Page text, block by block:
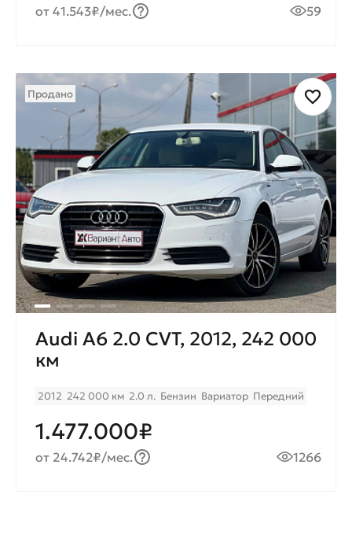
от 41.543₽/мес. 59
Продано
Audi A6 2.0 CVT, 2012, 242 000
км
2012 242 000 км 2.0 л. Бензин Вариатор Передний
1.477.000₽
от 24.742₽/мес. 1266